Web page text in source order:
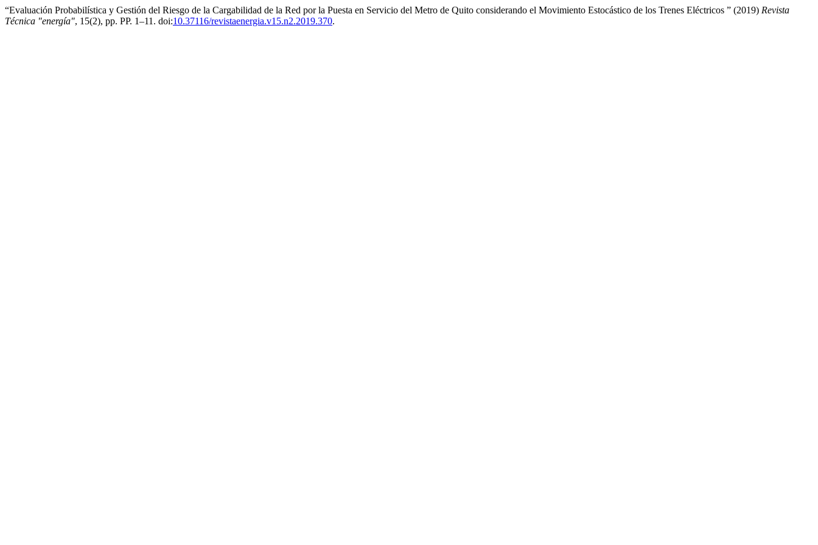
“Evaluación Probabilística y Gestión del Riesgo de la Cargabilidad de la Red por la Puesta en Servicio del Metro de Quito considerando el Movimiento Estocástico de los Trenes Eléctricos ” (2019) Revista
Técnica "energía", 15(2), pp. PP. 1–11. doi:10.37116/revistaenergia.v15.n2.2019.370.